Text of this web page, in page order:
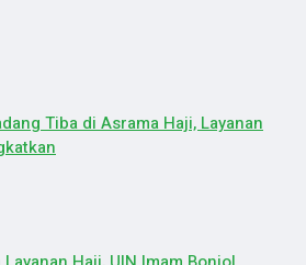
Tiba di Asrama Haji, Layanan